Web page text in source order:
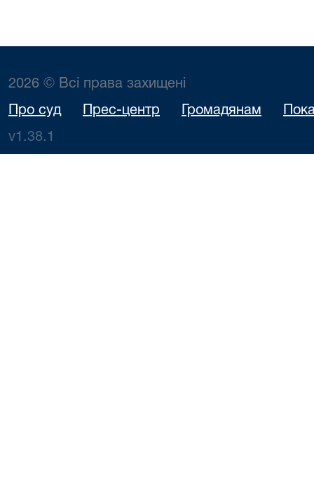
2026 © Всі права захищені
Про суд Прес-центр Громадянам
v1.38.1